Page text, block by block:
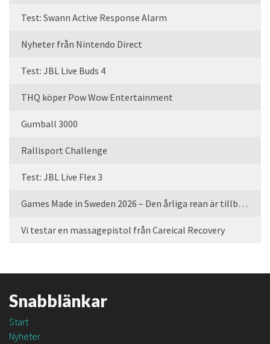
Test: Swann Active Response Alarm
Nyheter från Nintendo Direct
Test: JBL Live Buds 4
THQ köper Pow Wow Entertainment
Gumball 3000
Rallisport Challenge
Test: JBL Live Flex 3
Games Made in Sweden 2026 – Den årliga rean är tillbaka
Vi testar en massagepistol från Careical Recovery
Snabblänkar
Start
Nyheter